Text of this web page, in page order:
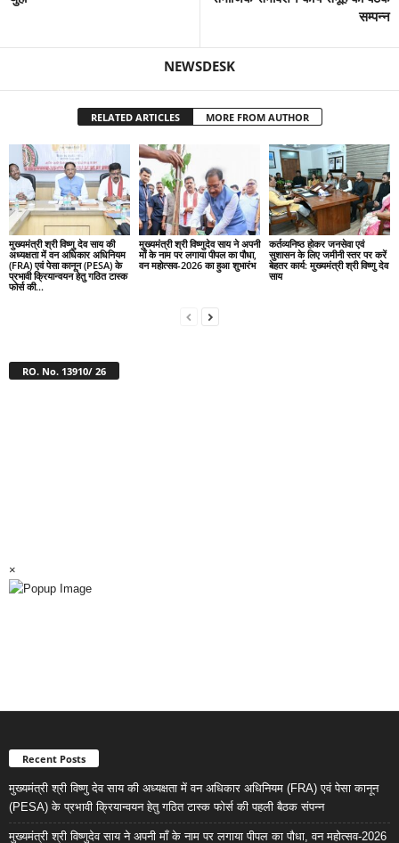
सम्पन्न
NEWSDESK
RELATED ARTICLES MORE FROM AUTHOR
मुख्यमंत्री श्री विष्णु देव साय की
अध्यक्षता में वन अधिकार अधिनियम
(FRA) एवं पेसा कानून (PESA) के
प्रभावी क्रियान्वयन हेतु गठित टास्क
फोर्स की...
मुख्यमंत्री श्री विष्णुदेव साय ने अपनी
माँ के नाम पर लगाया पीपल का पौधा,
वन महोत्सव-2026 का हुआ शुभारंभ
कर्तव्यनिष्ठ होकर जनसेवा एवं
सुशासन के लिए जमीनी स्तर पर करें
बेहतर कार्य: मुख्यमंत्री श्री विष्णु देव
साय
RO. No. 13910/ 26
×
Recent Posts
मुख्यमंत्री श्री विष्णु देव साय की अध्यक्षता में वन अधिकार अधिनियम (FRA) एवं पेसा कानून
(PESA) के प्रभावी क्रियान्वयन हेतु गठित टास्क फोर्स की पहली बैठक संपन्न
मुख्यमंत्री श्री विष्णुदेव साय ने अपनी माँ के नाम पर लगाया पीपल का पौधा, वन महोत्सव-2026